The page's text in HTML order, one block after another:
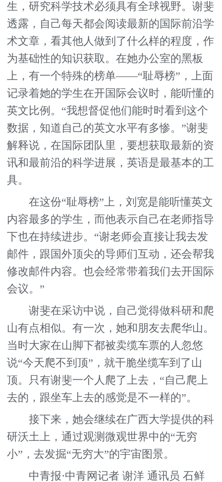
生，研究科学技术必须具有全球视野。谢斐
透露，自己每天都会阅读最新的国际前沿学
术文章，看其他人做到了什么样的程度，作
为基础性的知识获取。在她办公室的黑板
上，有一个特殊的榜单——“耻辱榜”，上面
记录着她的学生在开国际会议时，能听懂的
英文比例。“我想督促他们能时时看到这个
数据，知道自己的英文水平有多惨。”谢斐
解释说，在国际团队里，要想获取最新的资
讯和最前沿的科学进展，英语是最基本的工
具。
在这份“耻辱榜”上，刘宽是能听懂英文
内容最多的学生，而他表示自己在老师指导
下也在持续进步。“谢老师会直接让我去发
邮件，跟国外顶尖的导师们互动，还会帮我
修改邮件内容。也会经常带着我们去开国际
会议。”
谢斐在采访中说，自己觉得做科研和爬
山有点相似。有一次，她和朋友去爬华山。
当时大家在山脚下都被卖缆车票的人忽悠
说“今天爬不到顶”，就干脆坐缆车到了山
顶。只有谢斐一个人爬了上去，“自己爬上
去的，跟坐车上去的感觉是不一样的”。
接下来，她会继续在广西大学提供的科
研沃土上，通过观测微观世界中的“无穷
小”，去发掘“无穷大”的宇宙图景。
中青报·中青网记者 谢洋 通讯员 石鲜